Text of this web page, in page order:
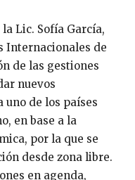
Lic. Sofía García,
Internacionales de
de las gestiones
nuevos
uno de los países
en base a la
por la que se
desde zona libre.
en agenda,